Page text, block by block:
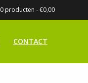
0 producten -€0,00
CONTACT